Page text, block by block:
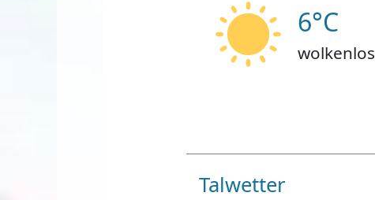
6°C
wolkenlos
Talwetter